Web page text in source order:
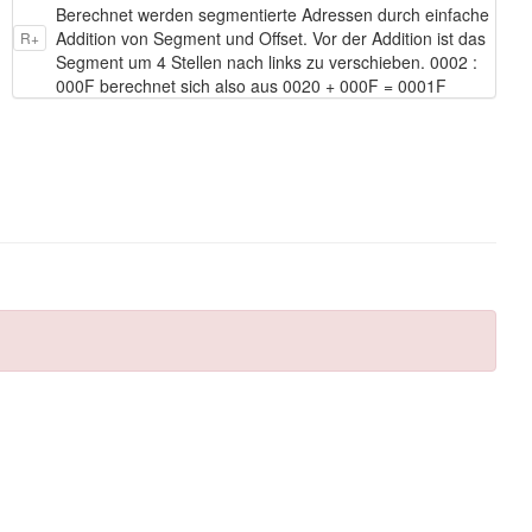
R+
Berechnet werden segmentierte Adressen durch einfache
Addition von Segment und Offset. Vor der Addition ist das
Segment um 4 Stellen nach links zu verschieben. 0002 :
000F berechnet sich also aus 0020 + 000F = 0001F